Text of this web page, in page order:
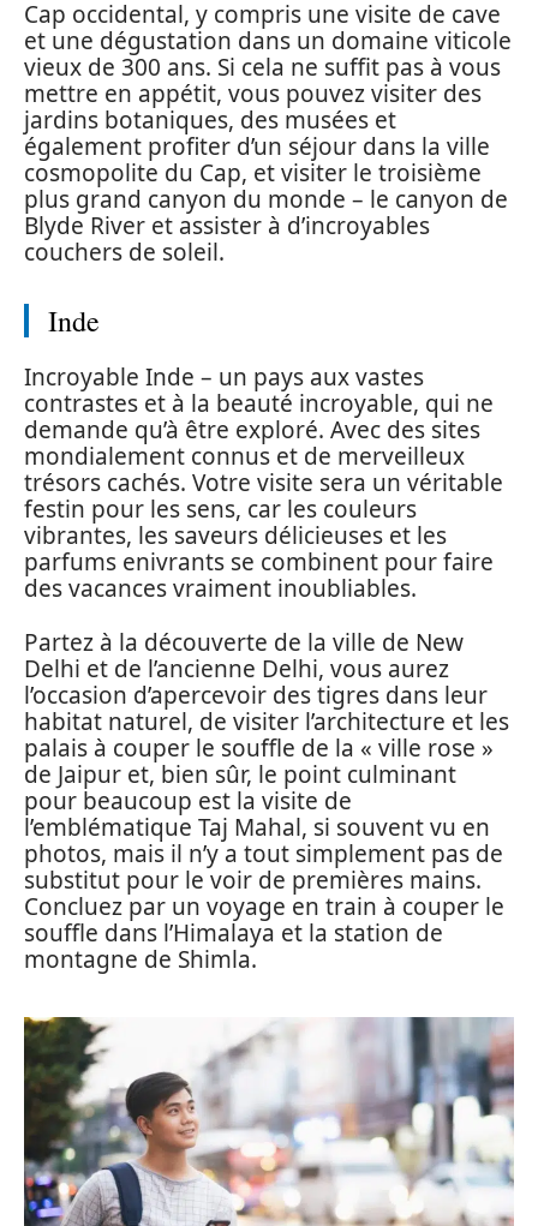
Cap occidental, y compris une visite de cave
et une dégustation dans un domaine viticole
vieux de 300 ans. Si cela ne suffit pas à vous
mettre en appétit, vous pouvez visiter des
jardins botaniques, des musées et
également profiter d’un séjour dans la ville
cosmopolite du Cap, et visiter le troisième
plus grand canyon du monde – le canyon de
Blyde River et assister à d’incroyables
couchers de soleil.
Inde
Incroyable Inde – un pays aux vastes
contrastes et à la beauté incroyable, qui ne
demande qu’à être exploré. Avec des sites
mondialement connus et de merveilleux
trésors cachés. Votre visite sera un véritable
festin pour les sens, car les couleurs
vibrantes, les saveurs délicieuses et les
parfums enivrants se combinent pour faire
des vacances vraiment inoubliables.
Partez à la découverte de la ville de New
Delhi et de l’ancienne Delhi, vous aurez
l’occasion d’apercevoir des tigres dans leur
habitat naturel, de visiter l’architecture et les
palais à couper le souffle de la « ville rose »
de Jaipur et, bien sûr, le point culminant
pour beaucoup est la visite de
l’emblématique Taj Mahal, si souvent vu en
photos, mais il n’y a tout simplement pas de
substitut pour le voir de premières mains.
Concluez par un voyage en train à couper le
souffle dans l’Himalaya et la station de
montagne de Shimla.